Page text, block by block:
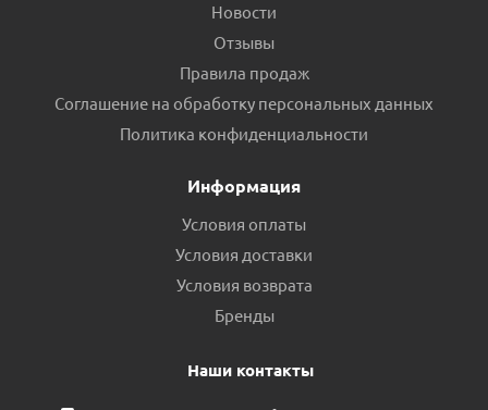
Новости
Отзывы
Правила продаж
Соглашение на обработку персональных данных
Политика конфиденциальности
Информация
Условия оплаты
Условия доставки
Условия возврата
Бренды
Наши контакты